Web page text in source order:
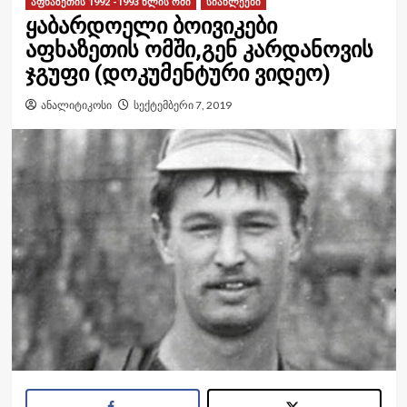
ყაბარდოელი ბოივიკები
აფხაზეთის ომში,გენ კარდანოვის
ჯგუფი (დოკუმენტური ვიდეო)
ანალიტიკოსი სექტემბერი 7, 2019